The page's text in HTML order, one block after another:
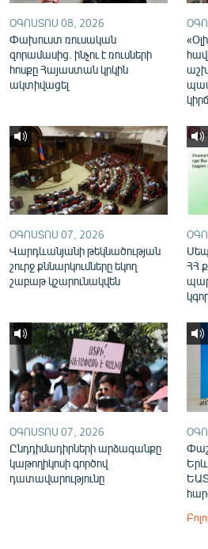
«Ազատության» բոլոր կայքերը
ՕԳՈՍՏՈՍ 08, 2026
Փախուստ ռուսական
զորամասից. ինչու է ռուսների
հոսքը Հայաստան կրկին
ակտիվացել
ՕԳՈՍՏՈՍ 07, 2026
Վարդևանյանի թեկնածության
շուրջ քննարկումները եկող
շաբաթ կշարունակվեն
ՀՀ
ՕԳՈՍՏՈՍ 07, 2026
Ընդդիմադիրների արձագանքը
կաթողիկոսի գործով
դատավարությունը